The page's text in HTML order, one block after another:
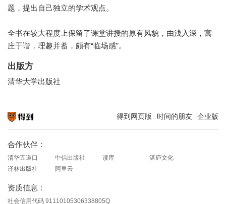
题，提出自己独立的学术观点。
全书在较大程度上保留了课堂讲授的原有风貌，由浅入深，寓
庄于谐，理趣并蓄，颇有“临场感”。
出版方
清华大学出版社
得到网页版 时间的朋友 企业版
合作伙伴：
清华五道口 中信出版社 读库
湛庐文化
译林出版社
阿里云
资质信息：
社会信用代码 91110105306338805Q